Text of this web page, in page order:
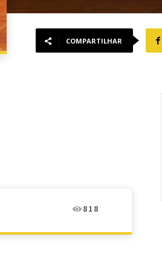
COMPARTILHAR
818